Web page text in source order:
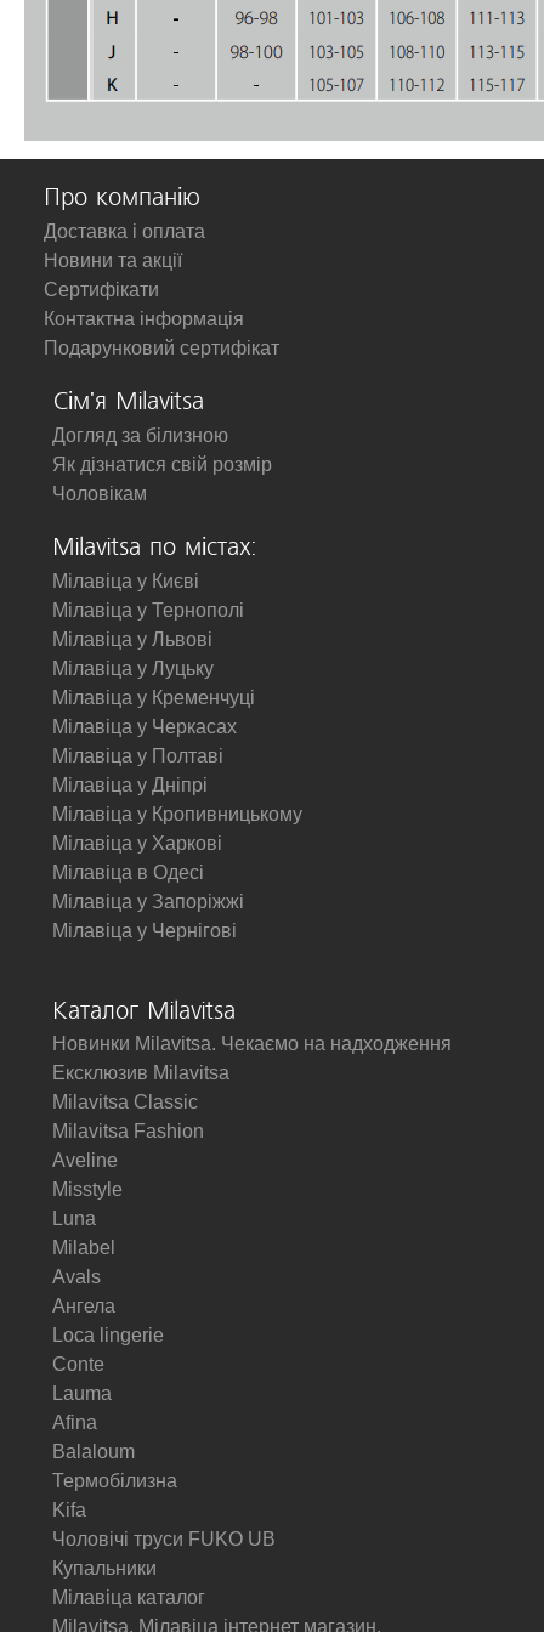
Про компанію
Доставка і оплата
Новини та акції
Сертифікати
Контактна інформація
Подарунковий сертифікат
Сім'я Milavitsa
Догляд за білизною
Як дізнатися свій розмір
Чоловікам
Milavitsa по містах:
Мілавіца у Києві
Мілавіца у Тернополі
Мілавіца у Львові
Мілавіца у Луцьку
Мілавіца у Кременчуці
Мілавіца у Черкасах
Мілавіца у Полтаві
Мілавіца у Дніпрі
Мілавіца у Кропивницькому
Мілавіца у Харкові
Мілавіца в Одесі
Мілавіца у Запоріжжі
Мілавіца у Чернігові
Каталог Milavitsa
Новинки Milavitsa. Чекаємо на надходження
Ексклюзив Milavitsa
Milavitsa Classic
Milavitsa Fashion
Aveline
Misstyle
Luna
Milabel
Avals
Ангела
Loca lingerie
Conte
Lauma
Afina
Balaloum
Термобілизна
Kifa
Чоловічі труси FUKO UB
Купальники
Мілавіца каталог
Milavitsa. Мілавіца інтернет магазин.